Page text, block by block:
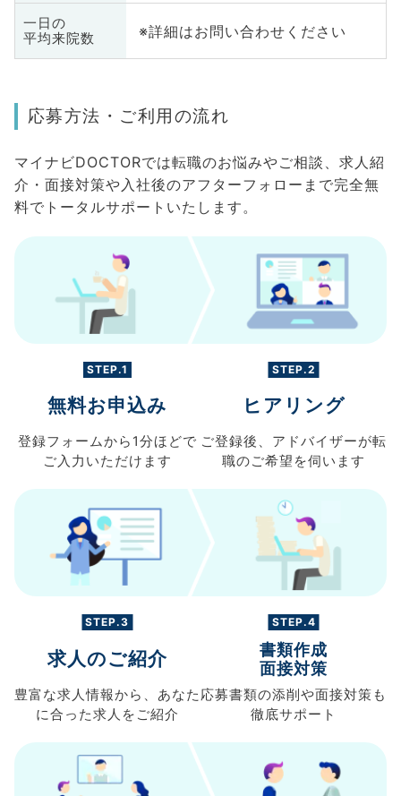
一日の
平均来院数
※詳細はお問い合わせください
応募方法・ご利用の流れ
マイナビDOCTORでは転職のお悩みやご相談、求人紹
介・面接対策や入社後のアフターフォローまで完全無
料でトータルサポートいたします。
STEP.1
無料お申込み
登録フォームから 1分ほどで
ご入力 いただけます
STEP.2
ヒアリング
ご登録後、 アドバイザーが転
職のご希望を伺います
STEP.3
求人のご紹介
豊富な求人情報から、 あなた
に合った求人を ご紹介
STEP.4
書類作成
面接対策
応募書類の添削や面接対策も
徹底サポート